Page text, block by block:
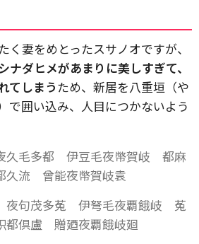
く妻をめとったスサノオですが、
ナダヒメがあまりに美しすぎて、
てしまうため、新居を八重垣（や
で囲い込み、人目につかないよう
久毛多都 伊豆毛夜幣賀岐 都麻
久流 曾能夜幣賀岐袁
夜句茂多菟 伊弩毛夜覇餓岐 菟
都倶盧 贈廼夜覇餓岐廻